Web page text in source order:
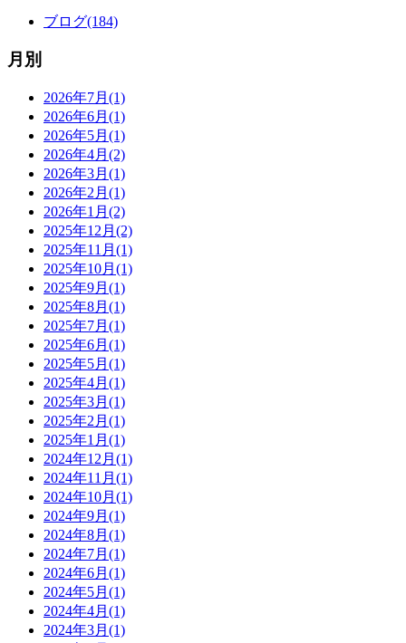
ブログ(184)
月別
2026年7月(1)
2026年6月(1)
2026年5月(1)
2026年4月(2)
2026年3月(1)
2026年2月(1)
2026年1月(2)
2025年12月(2)
2025年11月(1)
2025年10月(1)
2025年9月(1)
2025年8月(1)
2025年7月(1)
2025年6月(1)
2025年5月(1)
2025年4月(1)
2025年3月(1)
2025年2月(1)
2025年1月(1)
2024年12月(1)
2024年11月(1)
2024年10月(1)
2024年9月(1)
2024年8月(1)
2024年7月(1)
2024年6月(1)
2024年5月(1)
2024年4月(1)
2024年3月(1)